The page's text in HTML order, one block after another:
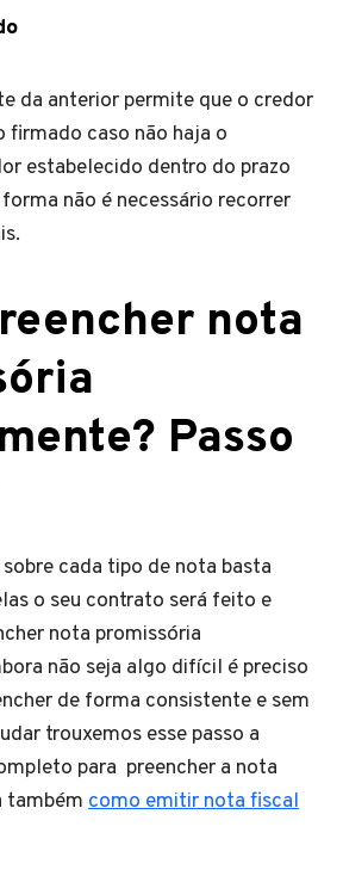
da anterior permite que o credor
firmado caso não haja o
estabelecido dentro do prazo
não é necessário recorrer
nota
Passo
cada tipo de nota basta
o seu contrato será feito e
nota promissória
não seja algo difícil é preciso
de forma consistente e sem
trouxemos esse passo a
para preencher a nota
também como emitir nota fiscal